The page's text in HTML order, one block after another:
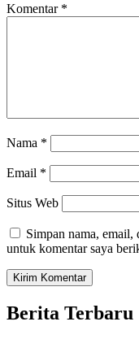
Komentar *
Nama *
Email *
Situs Web
Simpan nama, email,
untuk komentar saya
Berita Terbaru